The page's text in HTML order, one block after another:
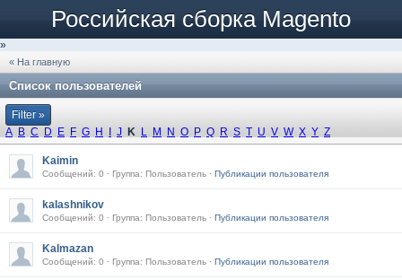
Российская сборка Magento
»
« На главную
Список пользователей
Filter »
A B C D E F G H J K L M N O P Q R S T U V W X Y Z
Kaimin
Сообщений: 0 · Группа: Пользователь · Публикации пользователя
kalashnikov
Сообщений: 0 · Группа: Пользователь · Публикации пользователя
Kalmazan
Сообщений: 0 · Группа: Пользователь · Публикации пользователя